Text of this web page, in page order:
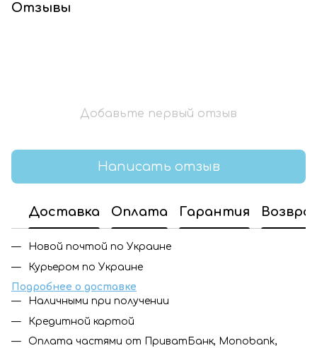
Отзывы
Добавьте первый отзыв
Написать отзыв
Доставка Оплата Гарантия
Новой почтой по Украине
Курьером по Украине
Подробнее о доставке
Наличными при получении
Кредитной картой
Оплата частями от ПриватБанк, Monobank,